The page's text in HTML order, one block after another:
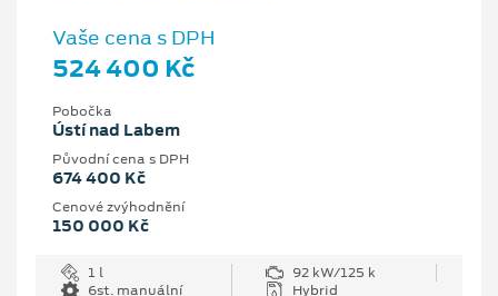
Vaše cena s DPH
524 400 Kč
Pobočka
Ústí nad Labem
Původní cena s DPH
674 400 Kč
Cenové zvýhodnění
150 000 Kč
1 l
92 kW/125 k
6st. manuální
Hybrid